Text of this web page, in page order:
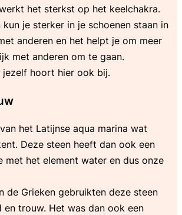
het sterkst op het keelchakra.
je sterker in je schoenen staan in
anderen en het helpt je om meer
met anderen om te gaan.
jezelf hoort hier ook bij.
het Latijnse aqua marina wat
Deze steen heeft dan ook een
met het element water en dus onze
de Grieken gebruikten deze steen
en trouw. Het was dan ook een